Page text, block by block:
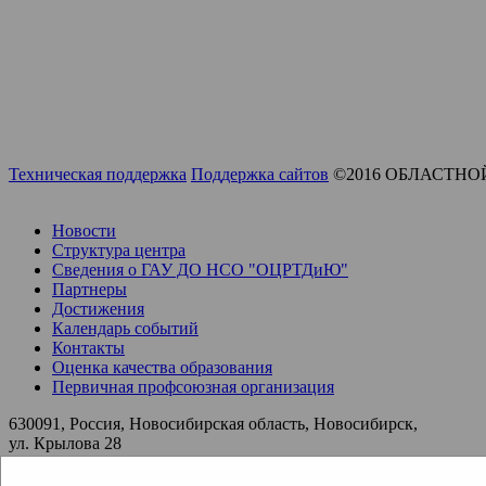
Техническая поддержка Поддержка сайтов ©2016
Новости
Структура центра
Сведения о ГАУ ДО НСО "ОЦРТДиЮ"
Партнеры
Достижения
Календарь событий
Контакты
Оценка качества образования
Первичная профсоюзная организация
630091, Россия, Новосибирская область, Новосибирск,
ул. Крылова 28
ocrtdy@edu54.ru